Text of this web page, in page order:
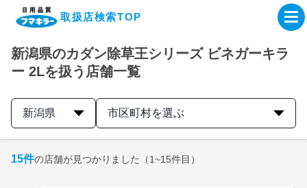
取扱店検索TOP
企業・IR情報サイト
製品情報サイト
新潟県のカダン除草王シリーズ ビネガーキラ
ー 2Lを扱う店舗一覧
新潟県 市区町村を選ぶ
15件の店舗が見つかりました （1~15件目）